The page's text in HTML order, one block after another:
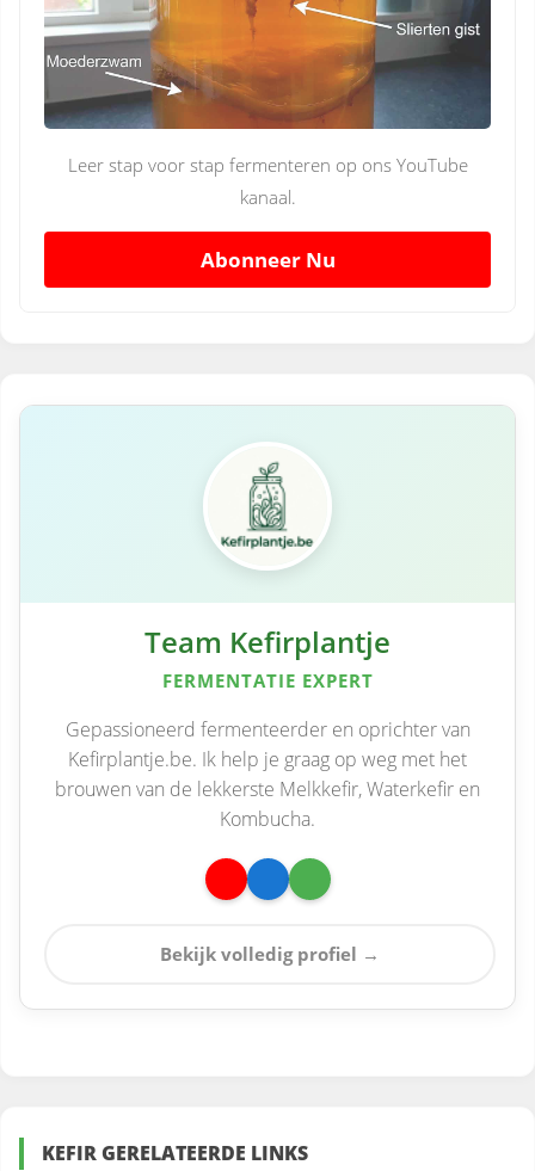
Leer stap voor stap fermenteren op ons YouTube
kanaal.
Abonneer Nu
Team Kefirplantje
FERMENTATIE EXPERT
Gepassioneerd fermenteerder en oprichter van
Kefirplantje.be. Ik help je graag op weg met het
brouwen van de lekkerste Melkkefir, Waterkefir en
Kombucha.
Bekijk volledig profiel →
KEFIR GERELATEERDE LINKS